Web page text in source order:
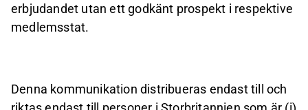
erbjudandet utan ett godkänt prospekt i respektive
medlemsstat.
Denna kommunikation distribueras endast till och